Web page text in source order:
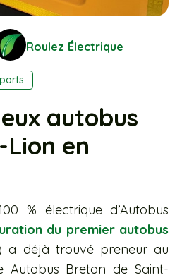
Roulez Électrique
autobus
en
% électrique d’Autobus
du premier autobus
a déjà trouvé preneur au
Autobus Breton de Saint-